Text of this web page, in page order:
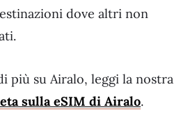
dove altri non
più su Airalo, leggi la nostra
sulla eSIM di Airalo.